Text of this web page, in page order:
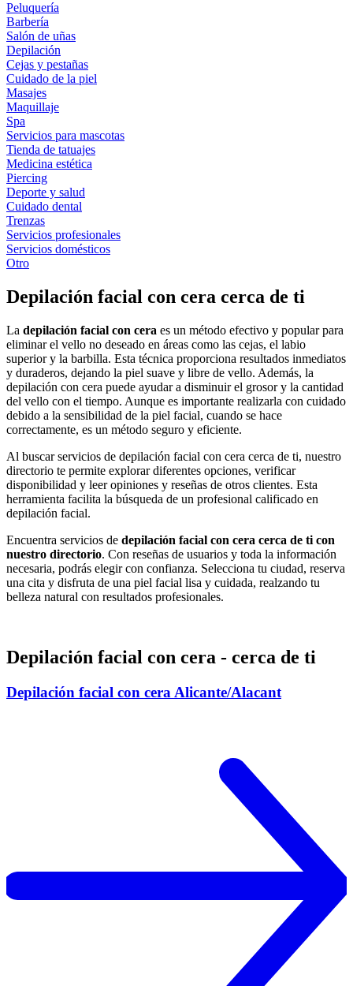
Peluquería
Barbería
Salón de uñas
Depilación
Cejas y pestañas
Cuidado de la piel
Masajes
Maquillaje
Spa
Servicios para mascotas
Tienda de tatuajes
Medicina estética
Piercing
Deporte y salud
Cuidado dental
Trenzas
Servicios profesionales
Servicios domésticos
Otro
Depilación facial con cera cerca de ti
La depilación facial con cera es un método efectivo y popular para
eliminar el vello no deseado en áreas como las cejas, el labio
superior y la barbilla. Esta técnica proporciona resultados inmediatos
y duraderos, dejando la piel suave y libre de vello. Además, la
depilación con cera puede ayudar a disminuir el grosor y la cantidad
del vello con el tiempo. Aunque es importante realizarla con cuidado
debido a la sensibilidad de la piel facial, cuando se hace
correctamente, es un método seguro y eficiente.
Al buscar servicios de depilación facial con cera cerca de ti, nuestro
directorio te permite explorar diferentes opciones, verificar
disponibilidad y leer opiniones y reseñas de otros clientes. Esta
herramienta facilita la búsqueda de un profesional calificado en
depilación facial.
Encuentra servicios de depilación facial con cera cerca de ti con
nuestro directorio. Con reseñas de usuarios y toda la información
necesaria, podrás elegir con confianza. Selecciona tu ciudad, reserva
una cita y disfruta de una piel facial lisa y cuidada, realzando tu
belleza natural con resultados profesionales.
Depilación facial con cera - cerca de ti
Depilación facial con cera Alicante/Alacant